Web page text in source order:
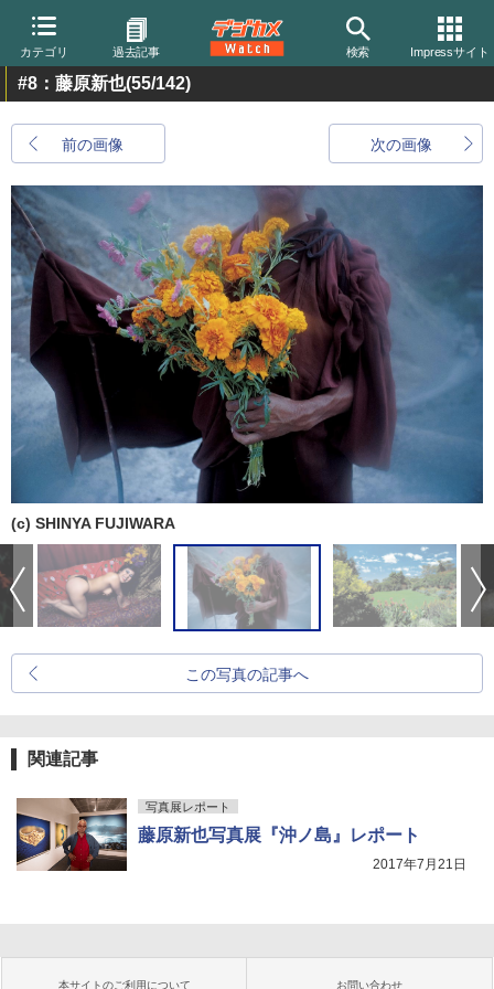
カテゴリ 過去記事 検索 Impressサイト
#8：藤原新也(55/142)
前の画像 次の画像
(c) SHINYA FUJIWARA
この写真の記事へ
関連記事
写真展レポート
藤原新也写真展『沖ノ島』レポート
2017年7月21日
本サイトのご利用について お問い合わせ